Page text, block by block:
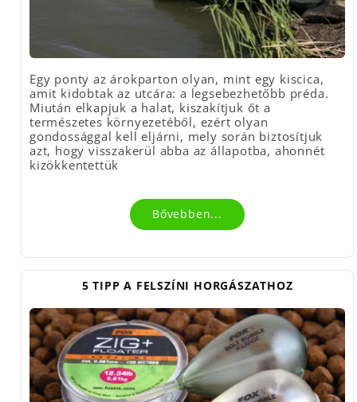
Egy ponty az árokparton olyan, mint egy kiscica,
amit kidobtak az utcára: a legsebezhetőbb préda.
Miután elkapjuk a halat, kiszakítjuk őt a
természetes környezetéből, ezért olyan
gondossággal kell eljárni, mely során biztosítjuk
azt, hogy visszakerül abba az állapotba, ahonnét
kizökkentettük
Bővebben...
5 TIPP A FELSZÍNI HORGÁSZATHOZ